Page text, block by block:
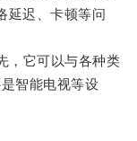
延迟、卡顿等问
它可以与各种类
智能电视等设